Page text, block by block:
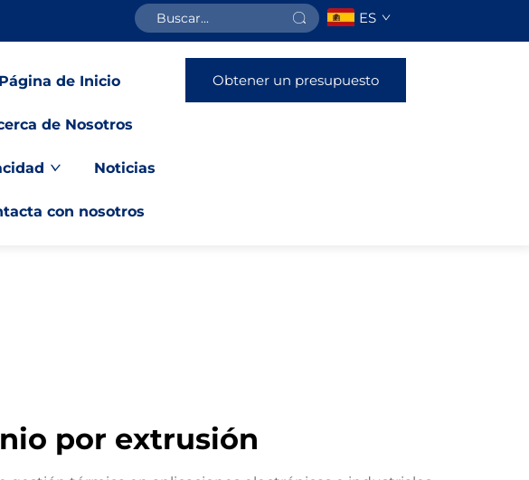
ES
Página de Inicio
de Nosotros
Noticias
con nosotros
Obtener un presupuesto
por extrusión